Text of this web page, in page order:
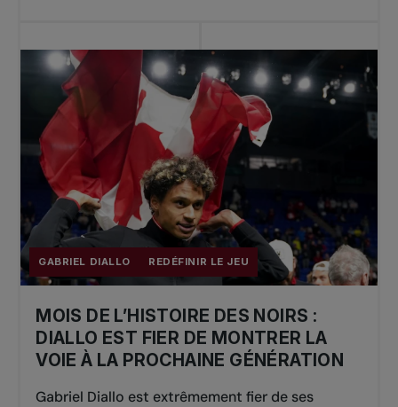
GABRIEL DIALLO REDÉFINIR LE JEU
MOIS DE L’HISTOIRE DES NOIRS :
DIALLO EST FIER DE MONTRER LA
VOIE À LA PROCHAINE GÉNÉRATION
Gabriel Diallo est extrêmement fier de ses